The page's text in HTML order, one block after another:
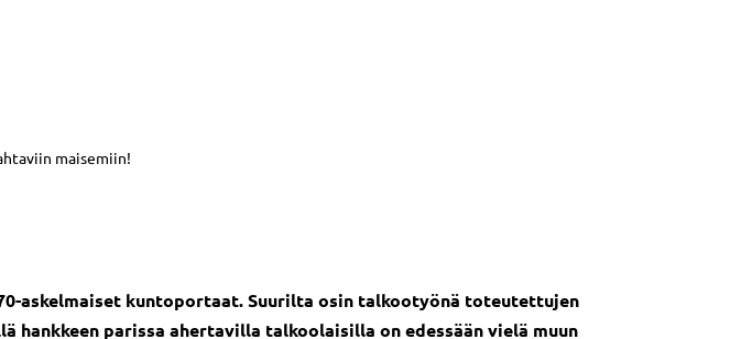
maisemiin!
askelmaiset kuntoportaat. Suurilta osin talkootyönä toteutettujen
hankkeen parissa ahertavilla talkoolaisilla on edessään vielä muun